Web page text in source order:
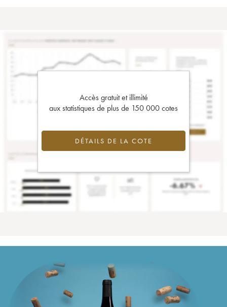
Accès gratuit et illimité
aux statistiques de plus de 150 000 cotes
DÉTAILS DE LA COTE